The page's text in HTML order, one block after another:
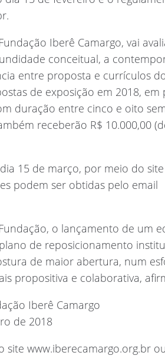
Iberê Camargo, vai
conceitual, a
entre proposta e currículos
de exposição em 2018, em
duração entre cinco e oito
receberão R$ 10.000,00
15 de março, por meio do
podem ser obtidas pelo email
o lançamento de um
de reposicionamento
de maior abertura, num
propositiva e colaborativa,
Iberê Camargo
de 2018
www.iberecamargo.org.br